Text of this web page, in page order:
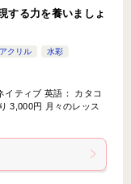
する力を養いましょ
アクリル
水彩
ティブ 英語： カタコ
3,000円 月々のレッス